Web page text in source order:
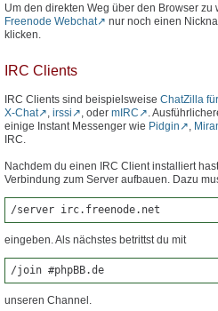
Um den direkten Weg über den Browser zu
Freenode Webchat
nur noch einen
klicken.
IRC Clients
IRC Clients sind beispielsweise ChatZilla
X-Chat
, irssi , oder mIRC .
einige Instant Messenger wie Pidgin ,
IRC.
Nachdem du einen IRC Client installiert
Verbindung zum Server aufbauen. Dazu
/server irc.freenode.net
eingeben. Als nächstes betrittst du mit
/join #phpBB.de
unseren Channel.